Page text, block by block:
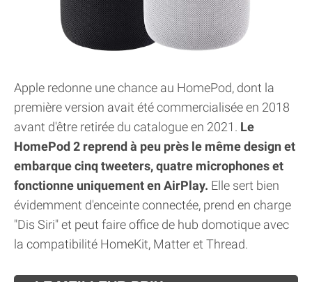
Apple redonne une chance au HomePod, dont la
première version avait été commercialisée en 2018
avant d'être retirée du catalogue en 2021. Le
HomePod 2 reprend à peu près le même design et
embarque cinq tweeters, quatre microphones et
fonctionne uniquement en AirPlay. Elle sert bien
évidemment d'enceinte connectée, prend en charge
"Dis Siri" et peut faire office de hub domotique avec
la compatibilité HomeKit, Matter et Thread.